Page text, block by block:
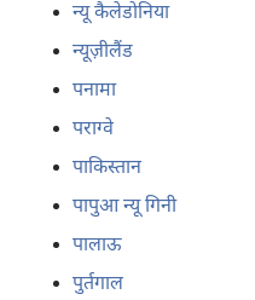
न्यू कैलेडोनिया
न्यूज़ीलैंड
पनामा
पराग्वे
पाकिस्तान
पापुआ न्यू गिनी
पालाऊ
पुर्तगाल